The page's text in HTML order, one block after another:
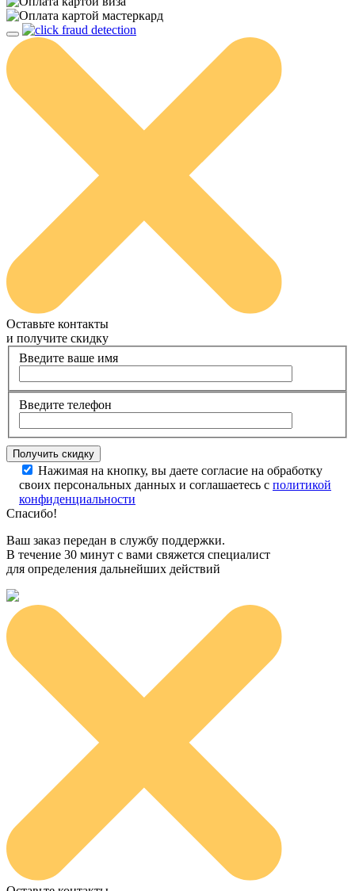
Оставьте контакты
и получите скидку
Введите ваше имя
Введите телефон
Нажимая на кнопку, вы даете согласие на обработку
своих персональных данных и соглашаетесь с политикой
конфиденциальности
Спасибо!
Ваш заказ передан в службу поддержки.
В течение 30 минут с вами свяжется специалист
для определения дальнейших действий